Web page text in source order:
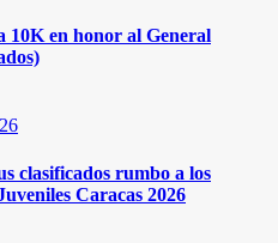
en honor al General
clasificados rumbo a los
Caracas 2026